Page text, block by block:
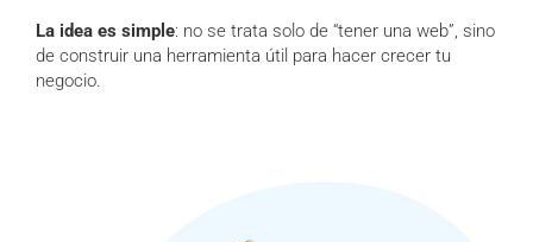
La idea es simple: no se trata solo de “tener una web”, sino
de construir una herramienta útil para hacer crecer tu
negocio.